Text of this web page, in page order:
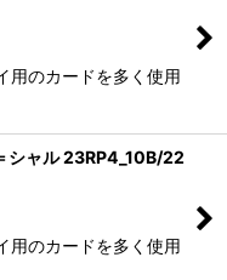
用のカードを多く使用
シャル 23RP4_10B/22
用のカードを多く使用